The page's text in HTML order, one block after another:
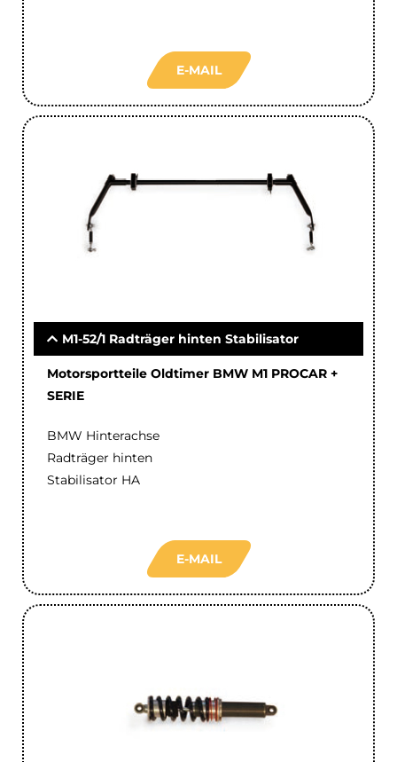
E-MAIL
M1-52/1 Radträger hinten Stabilisator
Motorsportteile Oldtimer BMW M1 PROCAR +
SERIE
BMW Hinterachse
Radträger hinten
Stabilisator HA
E-MAIL